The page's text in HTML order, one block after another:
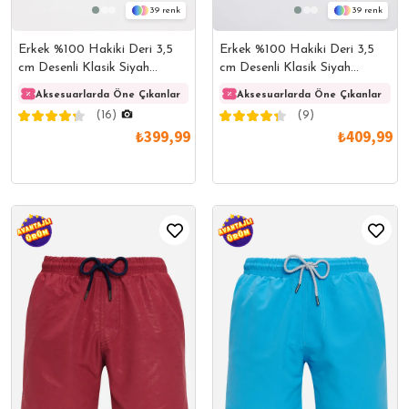
39
Erkek %100 Hakiki Deri 3,5
cm Desenli Klasik Siyah
Kemer
Aksesuarlarda Öne Çıkanlar Aksesuarlarda Öne Çıkanlar
(16)
₺399,99
39
Erkek %100 Hakiki Deri 3,5
cm Desenli Klasik Siyah
Kemer
Aksesuarlarda Öne Çıkanlar
(9)
₺409,99